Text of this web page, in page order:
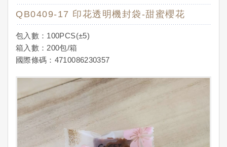
QB0409-17 印花透明機封袋-甜蜜櫻花
包入數：100PCS(±5)
箱入數：200包/箱
國際條碼：4710086230357